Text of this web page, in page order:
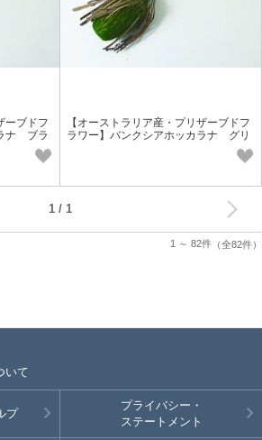
ーブドフ
ナ ブラ
【オーストラリア産・プリザーブドフ
ラワー】バンクシアホッカラナ グリ
1 ～ 82件 （全82件）
1
いて
プ
プライバシー・
ステートメント